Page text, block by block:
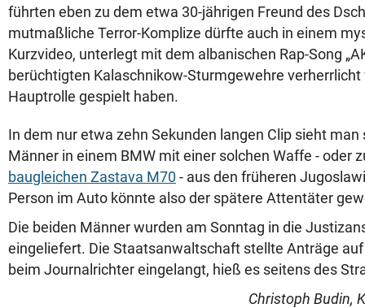
führten eben zu dem etwa 30-jährigen Freund des
mutmaßliche Terror-Komplize dürfte auch in einem
Kurzvideo, unterlegt mit dem albanischen Rap-Song
berüchtigten Kalaschnikow-Sturmgewehre verherrlicht
Hauptrolle gespielt haben.
In dem nur etwa zehn Sekunden langen Clip sieht
Männer in einem BMW mit einer solchen Waffe - oder
baugleichen Zastava M70 - aus den früheren
Person im Auto könnte also der spätere Attentäter
Die beiden Männer wurden am Sonntag in die
eingeliefert. Die Staatsanwaltschaft stellte Anträge auf
beim Journalrichter eingelangt, hieß es seitens des
Christoph Budin,